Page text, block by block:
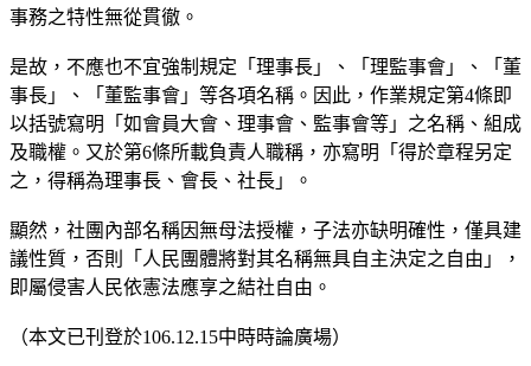
事務之特性無從貫徹。
是故，不應也不宜強制規定「理事長」、「理監事會」、「董
事長」、「董監事會」等各項名稱。因此，作業規定第4條即
以括號寫明「如會員大會、理事會、監事會等」之名稱、組成
及職權。又於第6條所載負責人職稱，亦寫明「得於章程另定
之，得稱為理事長、會長、社長」。
顯然，社團內部名稱因無母法授權，子法亦缺明確性，僅具建
議性質，否則「人民團體將對其名稱無具自主決定之自由」，
即屬侵害人民依憲法應享之結社自由。
（本文已刊登於106.12.15中時時論廣場）